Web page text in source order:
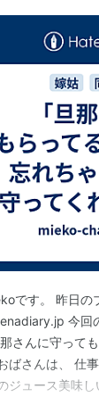
です。 昨日
今回
さんに守って
ばさんは、 仕
ジュース美味